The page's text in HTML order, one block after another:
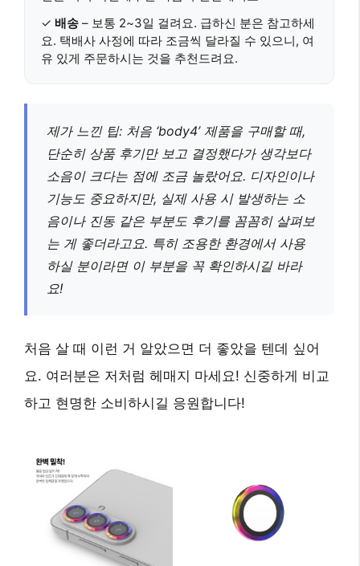
✓ 배송 – 보통 2~3일 걸려요. 급하신 분은 참고하세
요. 택배사 사정에 따라 조금씩 달라질 수 있으니, 여
유 있게 주문하시는 것을 추천드려요.
제가 느낀 팁: 처음 ‘body4’ 제품을 구매할 때,
단순히 상품 후기만 보고 결정했다가 생각보다
소음이 크다는 점에 조금 놀랐어요. 디자인이나
기능도 중요하지만, 실제 사용 시 발생하는 소
음이나 진동 같은 부분도 후기를 꼼꼼히 살펴보
는 게 좋더라고요. 특히 조용한 환경에서 사용
하실 분이라면 이 부분을 꼭 확인하시길 바라
요!
처음 살 때 이런 거 알았으면 더 좋았을 텐데 싶어
요. 여러분은 저처럼 헤매지 마세요! 신중하게 비교
하고 현명한 소비하시길 응원합니다!